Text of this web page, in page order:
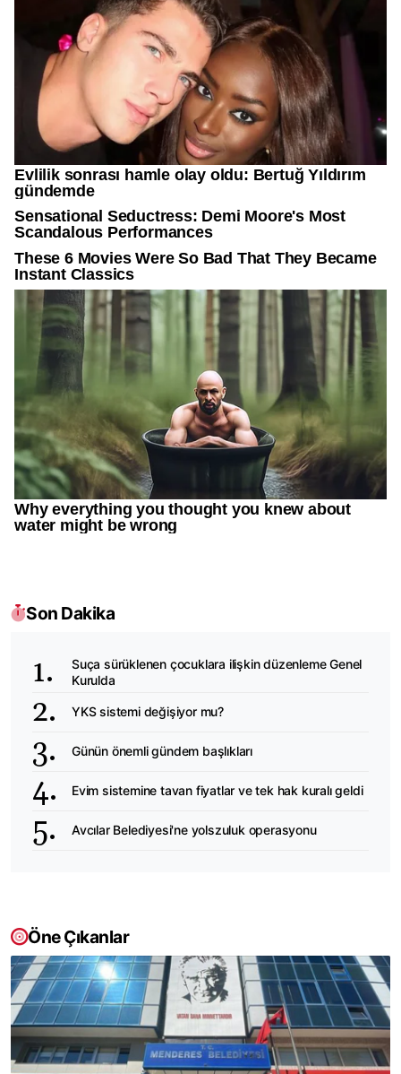
Son Dakika
Suça sürüklenen çocuklara ilişkin düzenleme Genel
Kurulda
YKS sistemi değişiyor mu?
Günün önemli gündem başlıkları
Evim sistemine tavan fiyatlar ve tek hak kuralı geldi
Avcılar Belediyesi'ne yolszuluk operasyonu
Öne Çıkanlar